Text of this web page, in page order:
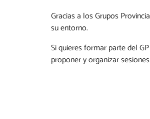
Gracias a los Grupos
su entorno.
Si quieres formar parte del
proponer y organizar